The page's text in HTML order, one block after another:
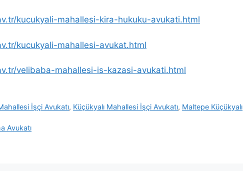
kucukyali-mahallesi-kira-hukuku-avukati.html
kucukyali-mahallesi-avukat.html
velibaba-mahallesi-is-kazasi-avukati.html
İşçi Avukatı, Küçükyalı Mahallesi İşçi Avukatı, Maltepe Küçükyalı
Avukatı